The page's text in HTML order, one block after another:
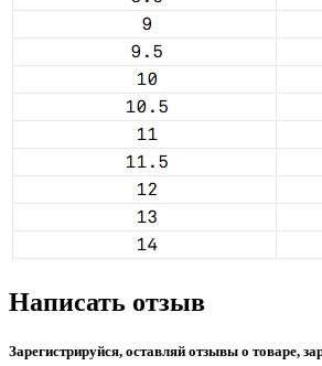
Написать отзыв
Зарегистрируйся, оставляй отзывы о товаре,